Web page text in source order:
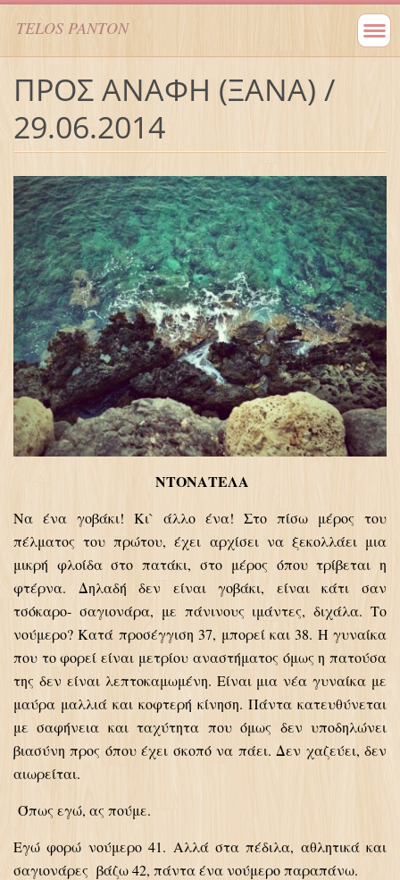
TELOS PANTON
ΠΡΟΣ ΑΝΑΦΗ (ΞΑΝΑ) /
29.06.2014
ΝΤΟΝΑΤΕΛΑ
Να ένα γοβάκι! Κι` άλλο ένα! Στο πίσω μέρος του
πέλματος του πρώτου, έχει αρχίσει να ξεκολλάει μια
μικρή φλοίδα στο πατάκι, στο μέρος όπου τρίβεται η
φτέρνα. Δηλαδή δεν είναι γοβάκι, είναι κάτι σαν
τσόκαρο- σαγιονάρα, με πάνινους ιμάντες, διχάλα. Το
νούμερο? Κατά προσέγγιση 37, μπορεί και 38. Η γυναίκα
που το φορεί είναι μετρίου αναστήματος όμως η πατούσα
της δεν είναι λεπτοκαμωμένη. Είναι μια νέα γυναίκα με
μαύρα μαλλιά και κοφτερή κίνηση. Πάντα κατευθύνεται
με σαφήνεια και ταχύτητα που όμως δεν υποδηλώνει
βιασύνη προς όπου έχει σκοπό να πάει. Δεν χαζεύει, δεν
αιωρείται.
Όπως εγώ, ας πούμε.
Εγώ φορώ νούμερο 41. Αλλά στα πέδιλα, αθλητικά και
σαγιονάρες βάζω 42, πάντα ένα νούμερο παραπάνω.